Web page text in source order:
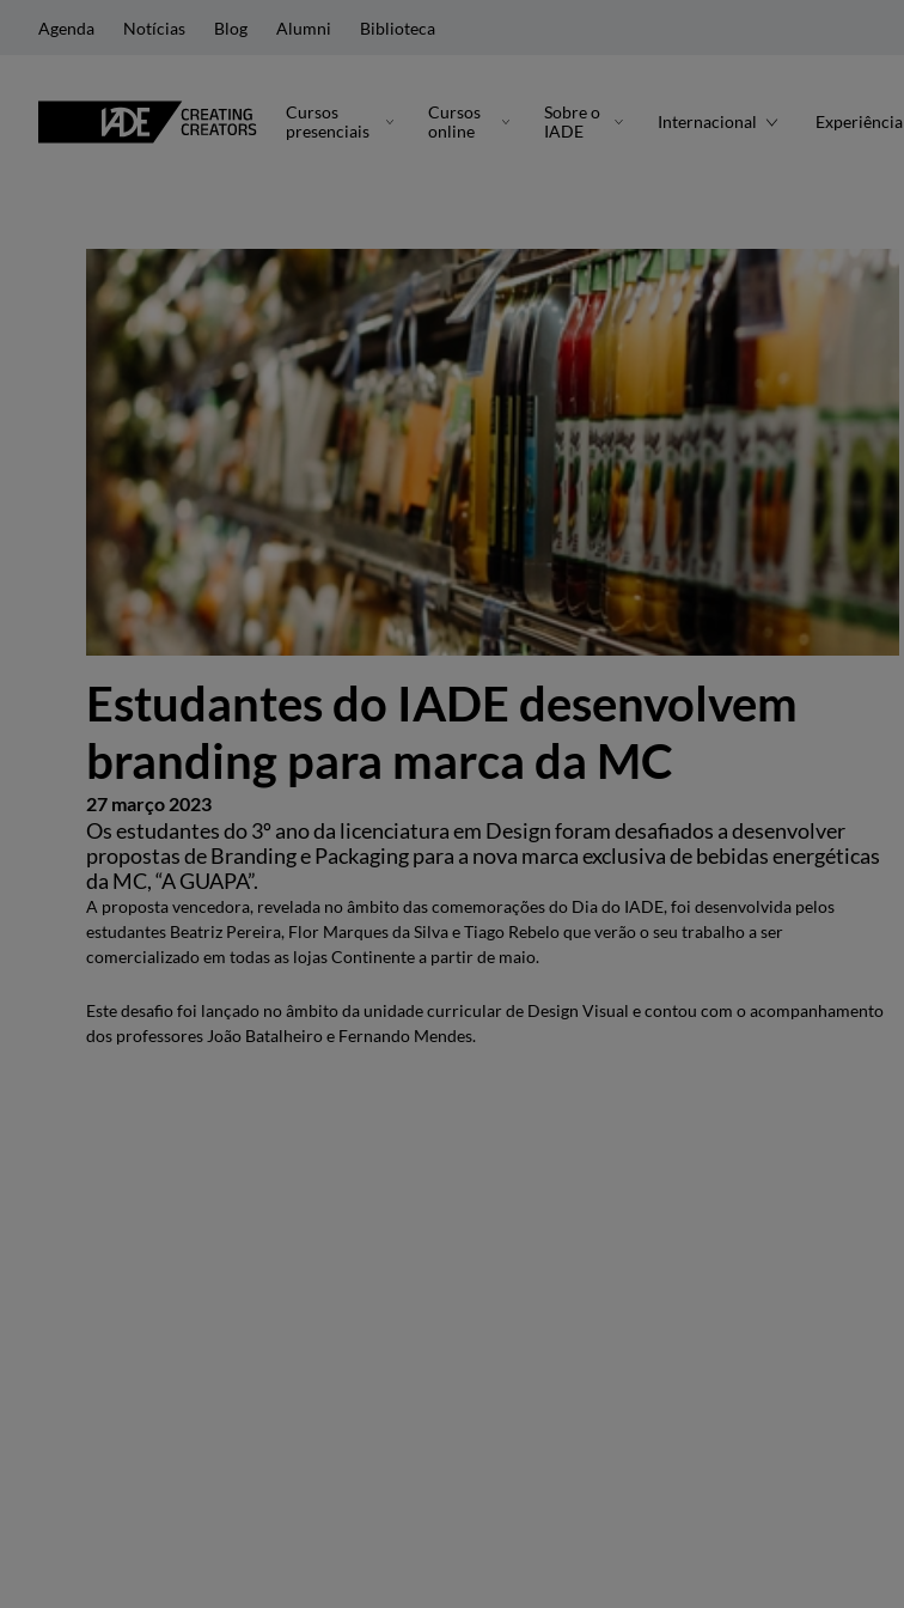
Agenda Notícias Blog Alumni Biblioteca
Cursos
presenciais
Cursos
online
Sobre o
IADE
Internacional Experiência
Estudantes do IADE desenvolvem
branding para marca da MC
27 março 2023
Os estudantes do 3º ano da licenciatura em Design foram desafiados a desenvolver
propostas de Branding e Packaging para a nova marca exclusiva de bebidas energéticas
da MC, “A GUAPA”.
A proposta vencedora, revelada no âmbito das comemorações do Dia do IADE, foi desenvolvida pelos
estudantes Beatriz Pereira, Flor Marques da Silva e Tiago Rebelo que verão o seu trabalho a ser
comercializado em todas as lojas Continente a partir de maio.
Este desafio foi lançado no âmbito da unidade curricular de Design Visual e contou com o acompanhamento
dos professores João Batalheiro e Fernando Mendes.